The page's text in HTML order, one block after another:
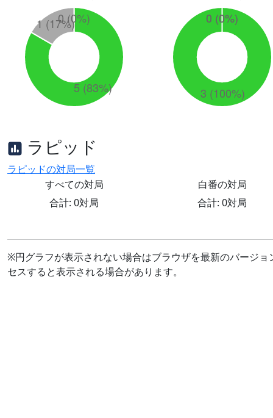
ラピッド
ラピッドの対局一覧
すべての対局
合計: 0対局
白番の対局
合計: 0対局
※円グラフが表示されない場合はブラウザを最新のバージ
セスすると表示される場合があります。